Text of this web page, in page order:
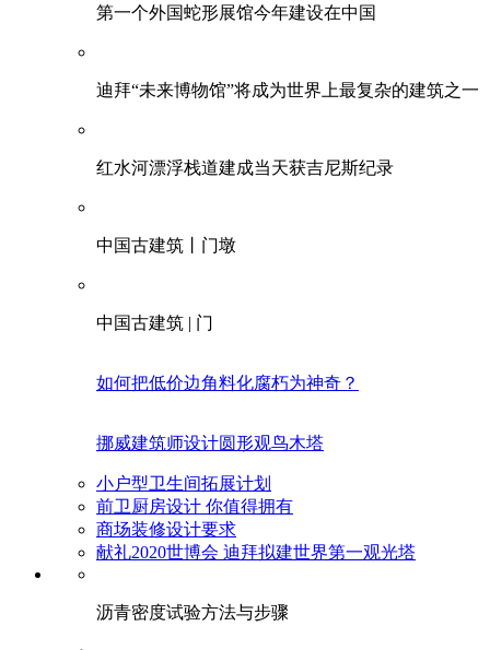
第一个外国蛇形展馆今年建设在中国
迪拜“未来博物馆”将成为世界上最复杂的建筑之一
红水河漂浮栈道建成当天获吉尼斯纪录
中国古建筑丨门墩
中国古建筑 | 门
如何把低价边角料化腐朽为神奇？
挪威建筑师设计圆形观鸟木塔
小户型卫生间拓展计划
前卫厨房设计 你值得拥有
商场装修设计要求
献礼2020世博会 迪拜拟建世界第一观光塔
​沥青密度试验方法与步骤